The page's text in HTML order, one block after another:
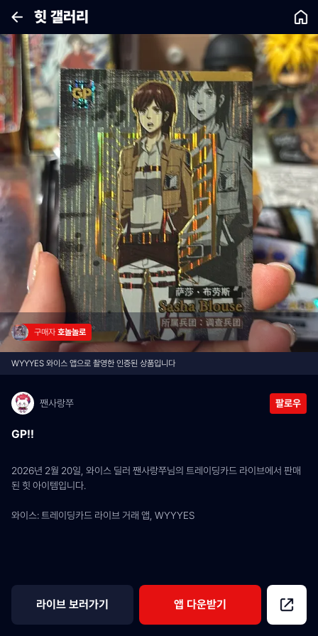
힛 갤러리
구매자 호놀놀로
WYYYES 와이스 앱으로 촬영한 인증된 상품입니다
짼사랑쭈 팔로우
GP!!
2026년 2월 20일, 와이스 딜러 짼사랑쭈님의 트레이딩카드 라이브에서 판매
된 힛 아이템입니다.
와이스: 트레이딩카드 라이브 거래 앱, WYYYES
라이브 보러가기 앱 다운받기